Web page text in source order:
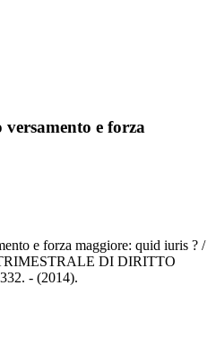
e forza
e forza maggiore: quid iuris ? /
DI DIRITTO
- (2014).